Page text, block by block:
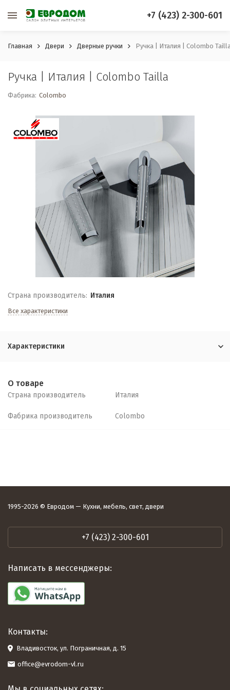
+7 (423) 2-300-601
Главная Двери Дверные ручки Ручка | Италия | Colombo
Ручка | Италия | Colombo Tailla
Фабрика: Colombo
Страна производитель: Италия
Все характеристики
Характеристики
О товаре
Страна производитель Италия
Фабрика производитель Colombo
1995-2026 © Евродом — Кухни, мебель, свет, двери
+7 (423) 2-300-601
Написать в мессенджеры:
Контакты:
Владивосток, ул. Пограничная, д. 15
office@evrodom-vl.ru